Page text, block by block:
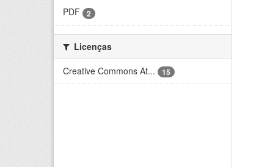
PDF 2
Licenças
Creative Commons At...
15